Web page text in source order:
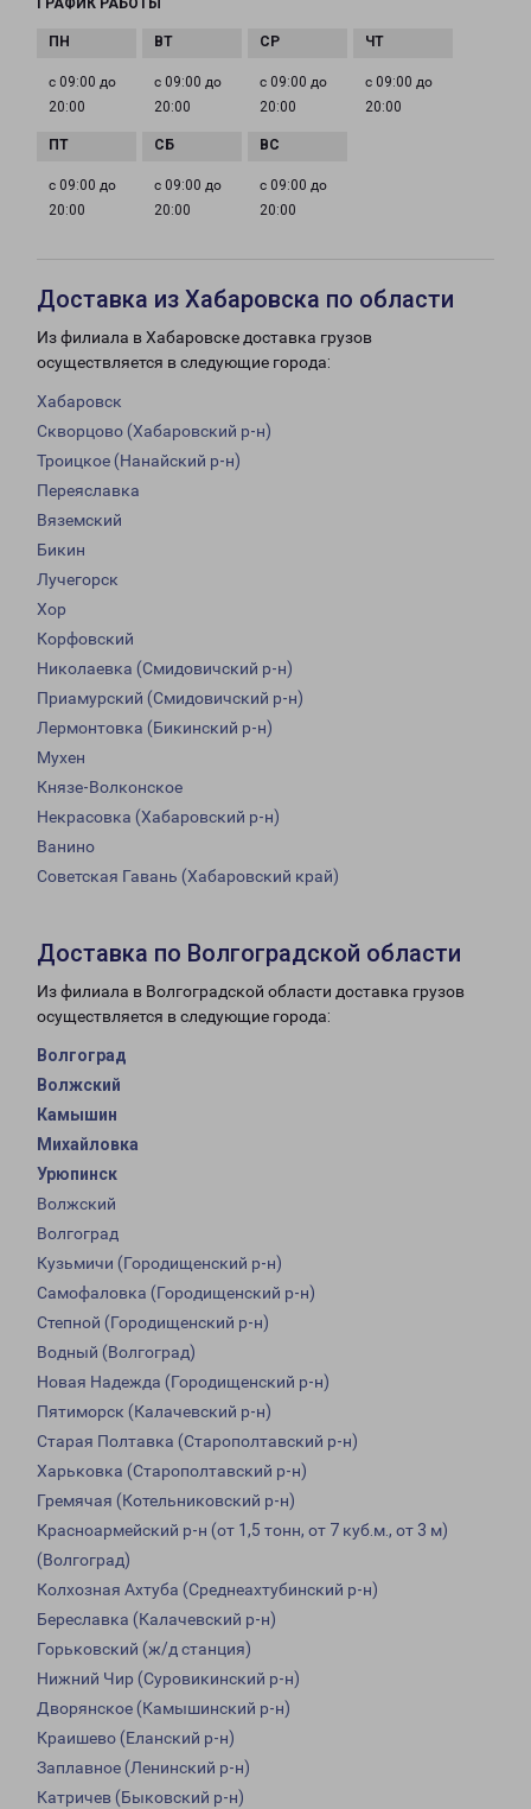
ГРАФИК РАБОТЫ
с 09:00 до
20:00
с 09:00 до
20:00
с 09:00 до
20:00
с 09:00 до
20:00
с 09:00 до
20:00
с 09:00 до
20:00
с 09:00 до
20:00
Доставка из Хабаровска по области
Из филиала в Хабаровске доставка грузов
осуществляется в следующие города:
Хабаровск
Скворцово (Хабаровский р-н)
Троицкое (Нанайский р-н)
Переяславка
Вяземский
Бикин
Лучегорск
Хор
Корфовский
Николаевка (Смидовичский р-н)
Приамурский (Смидовичский р-н)
Лермонтовка (Бикинский р-н)
Мухен
Князе-Волконское
Некрасовка (Хабаровский р-н)
Ванино
Советская Гавань (Хабаровский край)
Доставка по Волгоградской области
Из филиала в Волгоградской области доставка грузов
осуществляется в следующие города:
Волгоград
Волжский
Камышин
Михайловка
Урюпинск
Волжский
Волгоград
Кузьмичи (Городищенский р-н)
Самофаловка (Городищенский р-н)
Степной (Городищенский р-н)
Водный (Волгоград)
Новая Надежда (Городищенский р-н)
Пятиморск (Калачевский р-н)
Старая Полтавка (Старополтавский р-н)
Харьковка (Старополтавский р-н)
Гремячая (Котельниковский р-н)
Красноармейский р-н (от 1,5 тонн, от 7 куб.м., от 3 м)
(Волгоград)
Колхозная Ахтуба (Среднеахтубинский р-н)
Береславка (Калачевский р-н)
Горьковский (ж/д станция)
Нижний Чир (Суровикинский р-н)
Дворянское (Камышинский р-н)
Краишево (Еланский р-н)
Заплавное (Ленинский р-н)
Катричев (Быковский р-н)